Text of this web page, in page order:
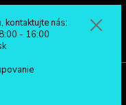
nás:
- 16:00